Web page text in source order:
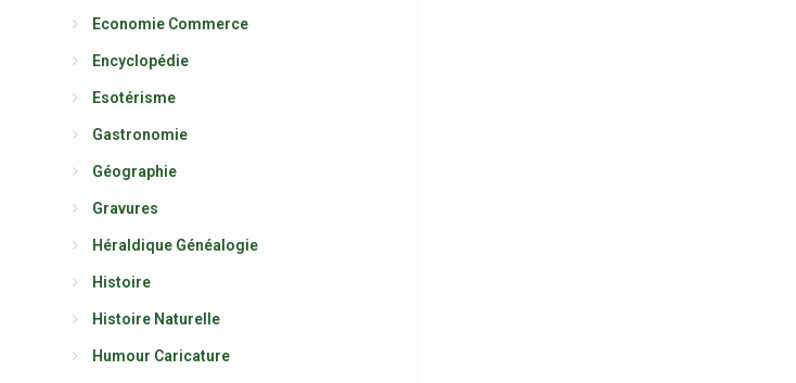
Economie Commerce
Encyclopédie
Esotérisme
Gastronomie
Géographie
Gravures
Héraldique Généalogie
Histoire
Histoire Naturelle
Humour Caricature